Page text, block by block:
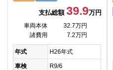
支払総額 39.9万円
車両本体
32.7万円
諸費用
7.2万円
年式 H26年式
車検 R9/6